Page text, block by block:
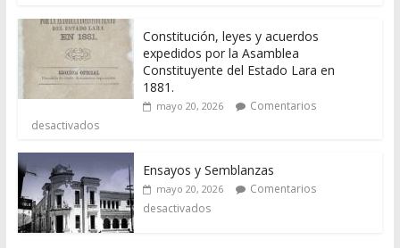
Constitución, leyes y acuerdos
expedidos por la Asamblea
Constituyente del Estado Lara en
1881.
mayo 20, 2026
Comentarios
desactivados
Ensayos y Semblanzas
mayo 20, 2026
Comentarios
desactivados